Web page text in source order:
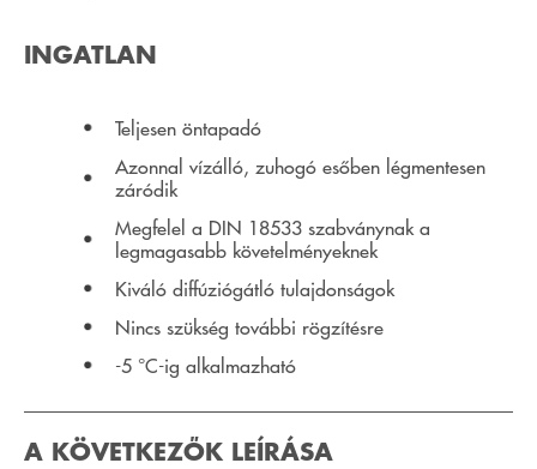
INGATLAN
Teljesen öntapadó
Azonnal vízálló, zuhogó esőben légmentesen
záródik
Megfelel a DIN 18533 szabványnak a
legmagasabb követelményeknek
Kiváló diffúziógátló tulajdonságok
Nincs szükség további rögzítésre
-5 °C-ig alkalmazható
A KÖVETKEZŐK LEÍRÁSA